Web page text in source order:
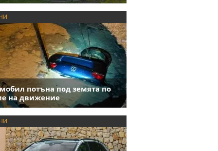
потъна под земята по
на движение